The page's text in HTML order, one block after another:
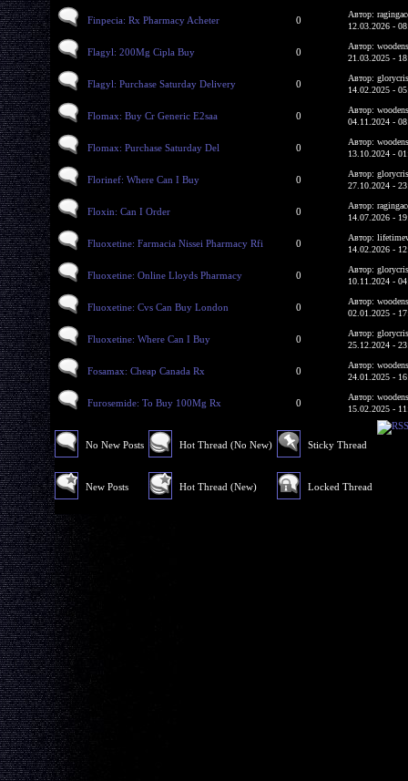
Finpecia: Rx Pharmacy Acheter 0
Автор:
12.03.2026 -
Flagyl: 200Mg Cipla Buy 0
Автор:
21.03.2025 -
Flagyl: Purchase Saturday Delivery 0
Автор:
14.02.2025 -
Flomax: Buy Cr Generic E2saa 0
Автор:
04.11.2024 -
Flomax: Purchase Saturday Del 0
Автор:
13.10.2024 -
Florinef: Where Can I Buy 0
Автор:
27.10.2024 -
Floxin: Can I Order 0
Автор:
14.07.2026 -
Fluoxetine: Farmacia Nissei Pharmacy Rfi 0
Автор:
14.02.2026 -
Fluoxetine: Online Lloyds Pharmacy 0
Автор:
10.11.2024 -
Fluoxetine: Cvs Can Buy London 0
Автор:
02.01.2025 -
Fluoxetine: Where Can I Buy 0
Автор:
25.12.2024 -
Fosamax: Cheap Canada Rx 0
Автор:
24.01.2025 -
Furosemide: To Buy 100Mg Rx 0
Автор:
15.02.2025 -
No New Posts
New Posts
Hot Thread (No New)
Hot Thread (New)
Sticky Thread
Locked Thread